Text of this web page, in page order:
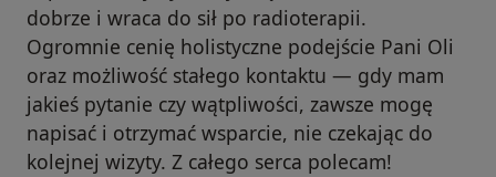
dobrze i wraca do sił po radioterapii.
Ogromnie cenię holistyczne podejście Pani Oli
oraz możliwość stałego kontaktu — gdy mam
jakieś pytanie czy wątpliwości, zawsze mogę
napisać i otrzymać wsparcie, nie czekając do
kolejnej wizyty. Z całego serca polecam!